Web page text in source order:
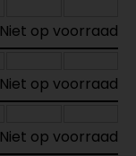
Niet op voorraad
Niet op voorraad
Niet op voorraad